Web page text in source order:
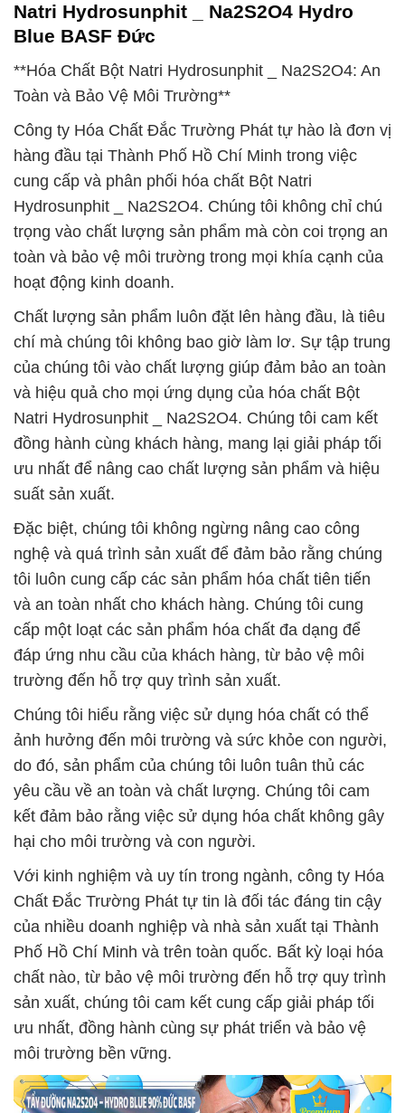
Natri Hydrosunphit _ Na2S2O4 Hydro
Blue BASF Đức
**Hóa Chất Bột Natri Hydrosunphit _ Na2S2O4: An
Toàn và Bảo Vệ Môi Trường**
Công ty Hóa Chất Đắc Trường Phát tự hào là đơn vị
hàng đầu tại Thành Phố Hồ Chí Minh trong việc
cung cấp và phân phối hóa chất Bột Natri
Hydrosunphit _ Na2S2O4. Chúng tôi không chỉ chú
trọng vào chất lượng sản phẩm mà còn coi trọng an
toàn và bảo vệ môi trường trong mọi khía cạnh của
hoạt động kinh doanh.
Chất lượng sản phẩm luôn đặt lên hàng đầu, là tiêu
chí mà chúng tôi không bao giờ làm lơ. Sự tập trung
của chúng tôi vào chất lượng giúp đảm bảo an toàn
và hiệu quả cho mọi ứng dụng của hóa chất Bột
Natri Hydrosunphit _ Na2S2O4. Chúng tôi cam kết
đồng hành cùng khách hàng, mang lại giải pháp tối
ưu nhất để nâng cao chất lượng sản phẩm và hiệu
suất sản xuất.
Đặc biệt, chúng tôi không ngừng nâng cao công
nghệ và quá trình sản xuất để đảm bảo rằng chúng
tôi luôn cung cấp các sản phẩm hóa chất tiên tiến
và an toàn nhất cho khách hàng. Chúng tôi cung
cấp một loạt các sản phẩm hóa chất đa dạng để
đáp ứng nhu cầu của khách hàng, từ bảo vệ môi
trường đến hỗ trợ quy trình sản xuất.
Chúng tôi hiểu rằng việc sử dụng hóa chất có thể
ảnh hưởng đến môi trường và sức khỏe con người,
do đó, sản phẩm của chúng tôi luôn tuân thủ các
yêu cầu về an toàn và chất lượng. Chúng tôi cam
kết đảm bảo rằng việc sử dụng hóa chất không gây
hại cho môi trường và con người.
Với kinh nghiệm và uy tín trong ngành, công ty Hóa
Chất Đắc Trường Phát tự tin là đối tác đáng tin cậy
của nhiều doanh nghiệp và nhà sản xuất tại Thành
Phố Hồ Chí Minh và trên toàn quốc. Bất kỳ loại hóa
chất nào, từ bảo vệ môi trường đến hỗ trợ quy trình
sản xuất, chúng tôi cam kết cung cấp giải pháp tối
ưu nhất, đồng hành cùng sự phát triển và bảo vệ
môi trường bền vững.